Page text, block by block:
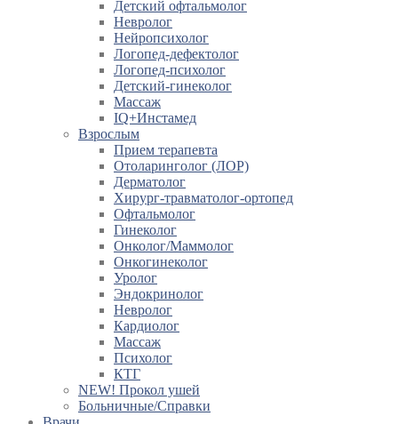
Детский офтальмолог
Невролог
Нейропсихолог
Логопед-дефектолог
Логопед-психолог
Детский-гинеколог
Массаж
IQ+Инстамед
Взрослым
Прием терапевта
Отоларинголог (ЛОР)
Дерматолог
Хирург-травматолог-ортопед
Офтальмолог
Гинеколог
Онколог/Маммолог
Онкогинеколог
Уролог
Эндокринолог
Невролог
Кардиолог
Массаж
Психолог
КТГ
NEW! Прокол ушей
Больничные/Справки